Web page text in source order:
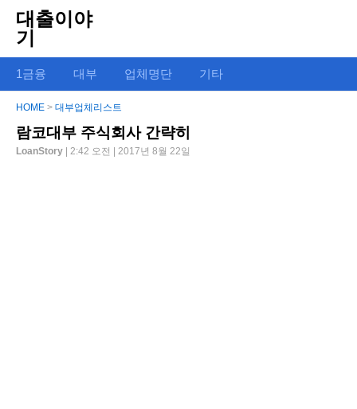
대출이야
기
1금융 대부 업체명단 기타
HOME > 대부업체리스트
람코대부 주식회사 간략히
LoanStory | 2:42 오전 | 2017년 8월 22일